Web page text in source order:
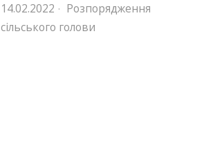
14.02.2022 · Розпорядження
сільського голови